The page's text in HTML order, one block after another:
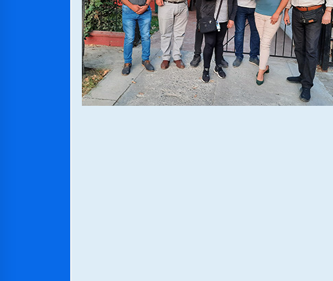
S.O.S. a los ricos, Save Our Souls
(Salvar Nuestras Almas)
30/04/2026